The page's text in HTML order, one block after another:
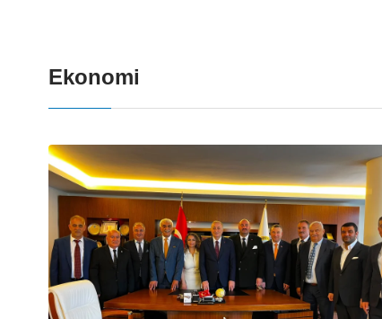
Ekonomi